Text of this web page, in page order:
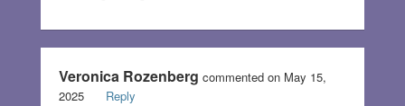
Veronica Rozenberg commented on May 15,
2025
Reply